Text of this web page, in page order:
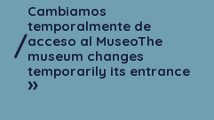
/
Cambiamos
temporalmente de
acceso al MuseoThe
museum changes
temporarily its entrance
»